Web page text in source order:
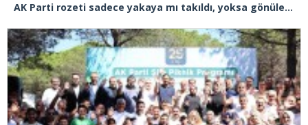
AK Parti rozeti sadece yakaya mı takıldı, yoksa gönüle takılmadı mı?